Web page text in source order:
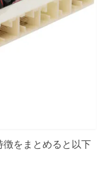
徴をまとめると以下